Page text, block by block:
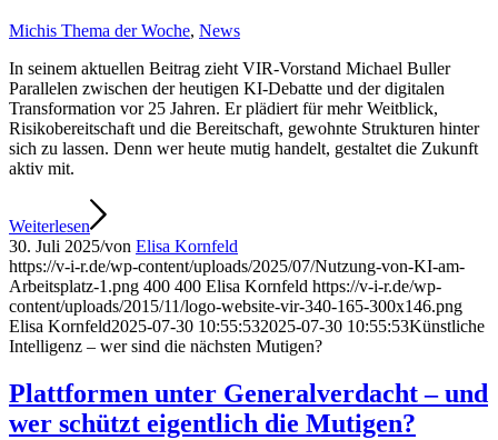
Michis Thema der Woche, News
In seinem aktuellen Beitrag zieht VIR-Vorstand Michael Buller
Parallelen zwischen der heutigen KI-Debatte und der digitalen
Transformation vor 25 Jahren. Er plädiert für mehr Weitblick,
Risikobereitschaft und die Bereitschaft, gewohnte Strukturen hinter
sich zu lassen. Denn wer heute mutig handelt, gestaltet die Zukunft
aktiv mit.
Weiterlesen
30. Juli 2025/von Elisa Kornfeld
https://v-i-r.de/wp-content/uploads/2025/07/Nutzung-von-KI-am-
Arbeitsplatz-1.png 400 400 Elisa Kornfeld https://v-i-r.de/wp-
content/uploads/2015/11/logo-website-vir-340-165-300x146.png
Elisa Kornfeld2025-07-30 10:55:532025-07-30 10:55:53Künstliche
Intelligenz – wer sind die nächsten Mutigen?
Plattformen unter Generalverdacht – und
wer schützt eigentlich die Mutigen?